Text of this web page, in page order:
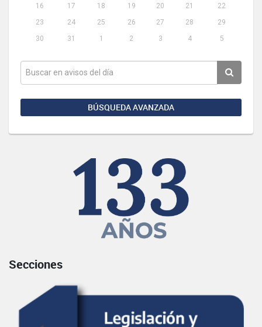
16
17 18 19 20 21
22
23
24 25 26 27 28
29
30
31 1 2 3 4 5
BÚSQUEDA AVANZADA
Secciones